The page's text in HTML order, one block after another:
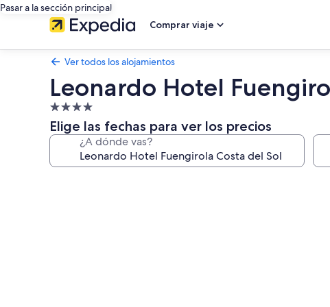
Pasar a la sección principal
Comprar viaje
Ver todos los alojamientos
Leonardo Hotel
Alojamiento
de
4.0 estrellas
Elige las fechas para ver los precios
¿A dónde vas?